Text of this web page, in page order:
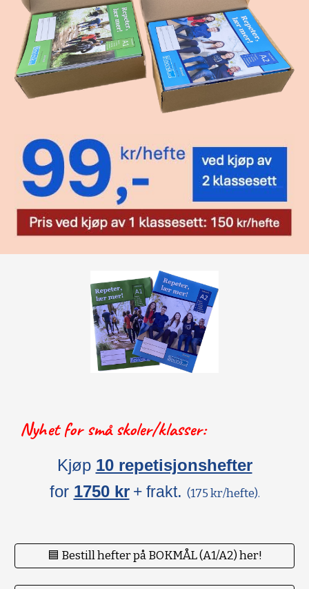
Nyhet for små skoler/klasser:
Kjøp 10 repetisjonshefter
for 1750 kr + frakt. (175 kr/hefte).
🟦 Bestill hefter på BOKMÅL (A1/A2) her!